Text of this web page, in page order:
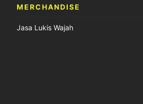
MERCHANDISE
Jasa Lukis Wajah